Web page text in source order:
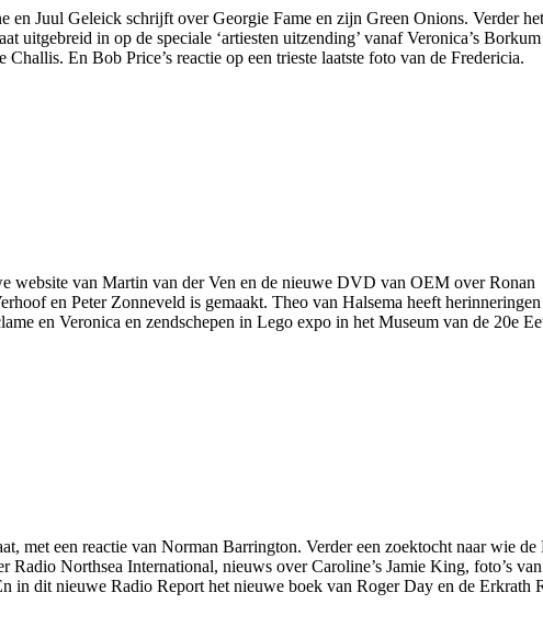
Juul Geleick schrijft over Georgie Fame en zijn Green Onions. Verder het
in op de speciale ‘artiesten uitzending’ vanaf Veronica’s
En Bob Price’s reactie op een trieste laatste foto van de Fredericia.
website van Martin van der Ven en de nieuwe DVD van OEM over Ronan
en Peter Zonneveld is gemaakt. Theo van Halsema heeft herinneringen
en Veronica en zendschepen in Lego expo in het Museum van de 20e
met een reactie van Norman Barrington. Verder een zoektocht naar wie
Northsea International, nieuws over Caroline’s Jamie King, foto’s
dit nieuwe Radio Report het nieuwe boek van Roger Day en de Erkrath